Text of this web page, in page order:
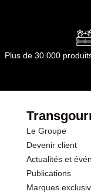
dont
dont Sucres
Fibres
Protéines
Plus de 30 000
Le Groupe
Devenir client
Actualités et
Publications
Marques